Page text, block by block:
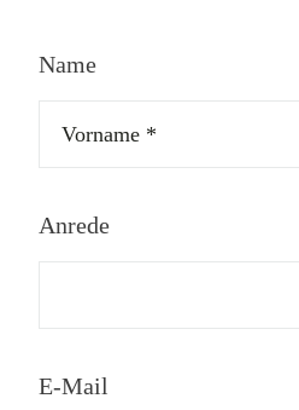
Name
Anrede
E-Mail